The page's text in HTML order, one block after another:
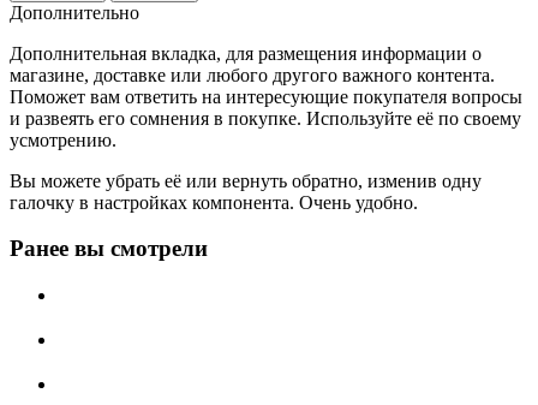
Дополнительно
Дополнительная вкладка, для размещения информации о
магазине, доставке или любого другого важного контента.
Поможет вам ответить на интересующие покупателя вопросы
и развеять его сомнения в покупке. Используйте её по своему
усмотрению.
Вы можете убрать её или вернуть обратно, изменив одну
галочку в настройках компонента. Очень удобно.
Ранее вы смотрели